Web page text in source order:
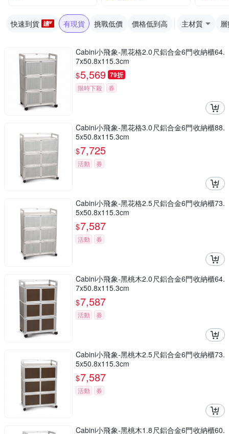
快速到貨 有現貨 挑戰低價 價格低到高 主材質
Cabini小飛象-黑花格2.0尺鋁合金6門收納櫃64.
7x50.8x115.3cm
$5,569 79折
限時下殺 券
Cabini小飛象-黑花格3.0尺鋁合金6門收納櫃88.
5x50.8x115.3cm
$7,725
活動 券
Cabini小飛象-黑花格2.5尺鋁合金6門收納櫃73.
5x50.8x115.3cm
$7,587
活動 券
Cabini小飛象-黑桃木2.0尺鋁合金6門收納櫃64.
7x50.8x115.3cm
$7,587
活動 券
Cabini小飛象-黑桃木2.5尺鋁合金6門收納櫃73.
5x50.8x115.3cm
$7,587
活動 券
Cabini小飛象-黑桃木1.8尺鋁合金6門收納櫃60.